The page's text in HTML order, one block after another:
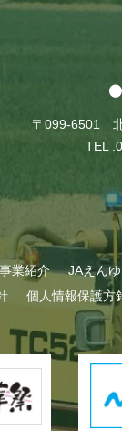
〒099-6501
TEL
業紹介 JAえん
個人情報保護方